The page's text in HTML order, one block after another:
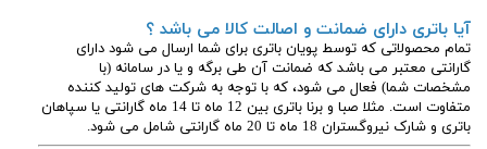
آیا باتری دارای ضمانت و اصالت کالا می باشد ؟
تمام محصولاتی که توسط پویان باتری برای شما ارسال می شود دارای
گارانتی معتبر می باشد که ضمانت آن طی برگه و یا در سامانه (با
مشخصات شما) فعال می شود، که با توجه به شرکت های تولید کننده
متفاوت است. مثلا صبا و برنا باتری بین 12 ماه تا 14 ماه گارانتی یا سپاهان
باتری و شارک نیروگستران 18 ماه تا 20 ماه گارانتی شامل می شود.